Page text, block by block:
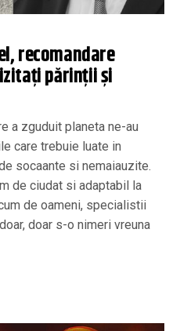
recomandare
părinții și
a zguduit planeta ne-au
care trebuie luate in
socaante si nemaiauzite.
de ciudat si adaptabil la
de oameni, specialistii
doar s-o nimeri vreuna